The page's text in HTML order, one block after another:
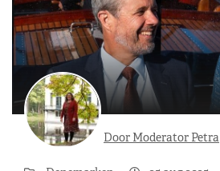
Door Moderator Petra